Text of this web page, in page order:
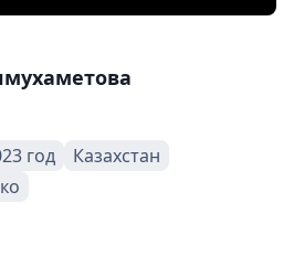
год
Казахстан